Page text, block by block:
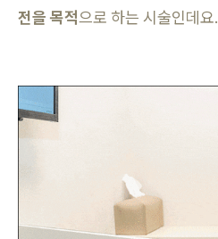
전을 목적으로 하는 시술인데요.